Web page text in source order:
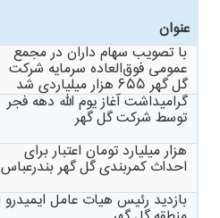
عنوان
با تصویب سهام داران در مجمع
عمومی فوق‌العاده سرمایه شرکت
گل گهر ۶۵۵ هزار میلیاردی شد
گرامیداشت آغاز یوم الله دهه فجر
توسط شرکت گل گهر
هزار میلیارد تومان اعتبار برای
احداث کمربندی گل گهر بندرعباس
بازدید رئیس هیات عامل ایمیدرو از